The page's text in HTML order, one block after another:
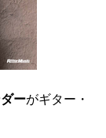
ーがギター・